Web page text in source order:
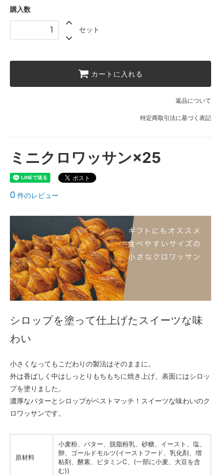
購入数
セット
カートに入れる
返品について
特定商取引法に基づく表記
ミニクロワッサン×25
0 件のレビュー
シロップを塗って仕上げたスイーツな味
わい
小さくなってもこだわりの製法はそのままに。
外は香ばしく中はしっとりもちもちに焼き上げ、表面にはシロッ
プを塗りました。
濃厚なバターとシロップがベストマッチ！スイーツな味わいのク
ロワッサンです。
原材料
小麦粉、バター、脱脂粉乳、砂糖、イースト、塩、
卵、ゴールドモルツ(イーストフード、乳化剤、増
粘剤、酵素、ビタミンC、(一部に小麦、大豆を含
む))